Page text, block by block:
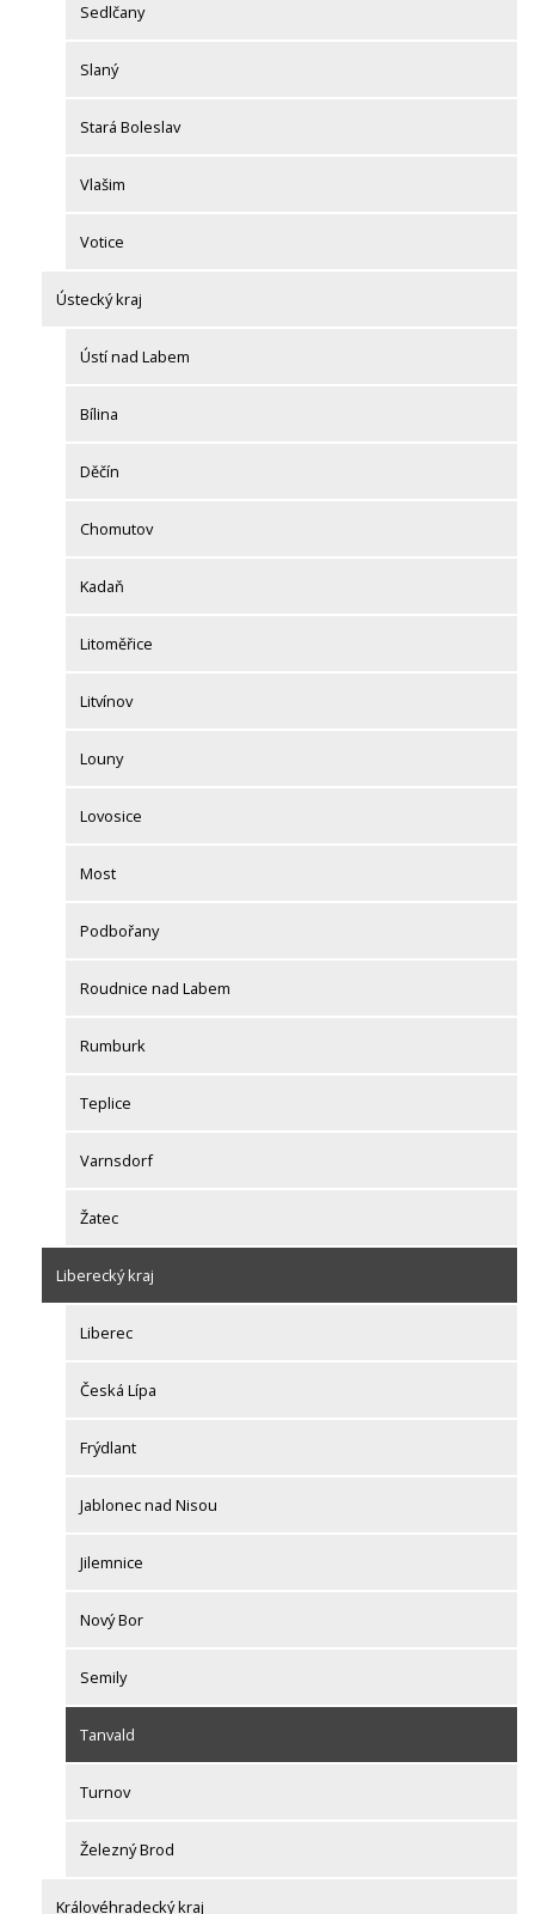
Sedlčany
Slaný
Stará Boleslav
Vlašim
Votice
Ústecký kraj
Ústí nad Labem
Bílina
Děčín
Chomutov
Kadaň
Litoměřice
Litvínov
Louny
Lovosice
Most
Podbořany
Roudnice nad Labem
Rumburk
Teplice
Varnsdorf
Žatec
Liberecký kraj
Liberec
Česká Lípa
Frýdlant
Jablonec nad Nisou
Jilemnice
Nový Bor
Semily
Tanvald
Turnov
Železný Brod
Královéhradecký kraj